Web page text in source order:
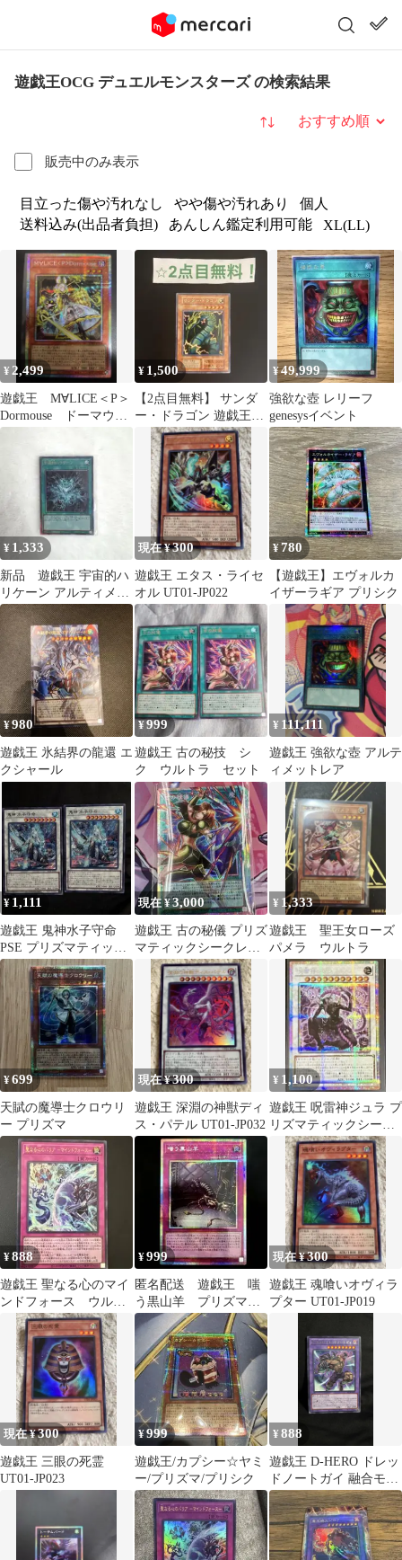
遊戯王OCG デュエルモンスターズ の検索結果
販売中のみ表示
並び替え
目立った傷や汚れなし やや傷や汚れあり
個人
送料込み(出品者負担)
あんしん鑑定利用可能 XL(LL)
¥ 2,499
遊戯王 M∀LICE＜P＞
Dormouse ドーマウ
ス プリズマ プリシ
¥ 1,500
【2点目無料】 サンダ
ー・ドラゴン 遊戯王
【080819】
¥49,999
強欲な壺 レリーフ
genesysイベント
¥ 1,333
新品 遊戯王 宇宙的ハ
リケーン アルティメッ
ト ビヨンドザブレイブ
現在 ¥300
遊戯王 エタス・ライセ
オル UT01-JP022
¥780
【遊戯王】エヴォルカ
イザーラギア プリシク
¥980
遊戯王 氷結界の龍還 エ
クシャール
¥999
遊戯王 古の秘技 シ
ク ウルトラ セット
¥ 111,111
遊戯王 強欲な壺 アルテ
ィメットレア
¥ 1,111
遊戯王 鬼神水子守命
PSE プリズマティック
シークレットレア
現在 ¥3,000
遊戯王 古の秘儀 プリズ
マティックシークレッ
トレア
¥ 1,333
遊戯王 聖王女ローズ
パメラ ウルトラ
¥699
天賦の魔導士クロウリ
ー プリズマ
現在 ¥300
遊戯王 深淵の神獣ディ
ス・パテル UT01-JP032
¥ 1,100
遊戯王 呪雷神ジュラ プ
リズマティックシーク
レット
¥888
遊戯王 聖なる心のマイ
ンドフォース ウルト
ラレア
¥999
匿名配送 遊戯王 嗤
う黒山羊 プリズマ
プリシク 1枚
現在 ¥300
遊戯王 魂喰いオヴィラ
プター UT01-JP019
現在 ¥300
遊戯王 三眼の死霊
UT01-JP023
¥999
遊戯王/カプシー☆ヤミ
ー/プリズマ/プリシク
¥888
遊戯王 D-HERO ドレッ
ドノートガイ 融合モン
スター